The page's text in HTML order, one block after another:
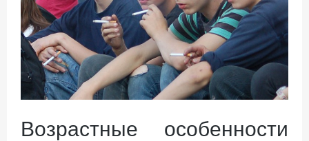
Возрастные особенности